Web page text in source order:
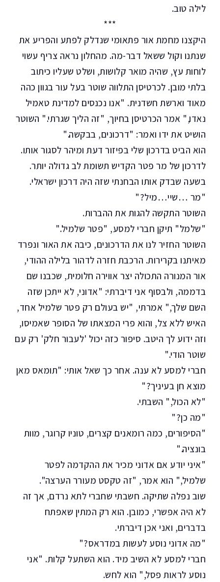
לילה טוב.
***
היקצנו מחמת אור פתאומי שנדלק לפתע והפריע את
שנתנו וקול ששאל דבר-מה. מהחלון נראה צריף עשוי
לוחות עץ, שהיה מואר קלושות, ושלט שעליו כיתוב
בלתי מובן. לכרטיסן התלווה שוטר בעל עור בגוון כהה
מאוד וארשת חשדנית. "אנו נכנסים למדינת טאמיל
נאדו," אמר הכרטיסן בחיוך, "זה הליך שגרתי." השוטר
הושיט את ידו ואמר: "דרכונים, בבקשה."
הוא הביט בדרכון שלי בפיזור דעת ומיהר לסגור אותו.
לדרכון של מר פטר הקדיש תשומת לב גדולה יותר.
בשעה שבדק אותו הבחנתי שזה היה דרכון ישראלי.
"מר …שיי…מיל?"
השוטר התקשה להגות את ההברות.
"שלמל" תיקן חברי למסע, "פטר שלמיל."
השוטר החזיר לנו את הדרכונים, כיבה את האור ונפרד
מאיתנו בקרירות. הרכבת חזרה לדהור בלילה ההודי,
אור המנורה התכולה יצר אווירה חלומית, שכבנו שם
בדממה, ולבסוף אני דיברתי: "אדוני, לא ייתכן שזה
השם שלך," אמרתי, "יש בעולם רק פטר שלמיל אחד,
האיש ללא צל, והוא פרי המצאתו של הסופר שאמיסו,
וזה ידוע לך היטב. סיפור כזה יכול 'לעבור חלק' רק עם
שוטר הודי."
חברי למסע לא ענה. אחר כך שאל אותי: "תומאס מאן
מוצא חן בעיניך?"
"לא הכול," השבתי.
"מה כן?"
"הסיפורים, כמה רומאנים קצרים, טוניו קרוגר, מוות
בונציה."
"איני יודע אם אדוני מכיר את ההקדמה לפטר
שלמיל," הוא אמר, "זה טקסט מעורר הערצה".
שוב נפלה שתיקה. חשבתי שחברי לתא נרדם, אך זה
לא היה אפשרי, כמובן. הוא רק המתין שאפתח
בדברים, ואני אכן דיברתי.
"מה אדוני נוסע לעשות במדראס?"
חברי למסע לא השיב מיד. הוא השתעל קלות. "אני
נוסע לראות פסל," הוא לחש.